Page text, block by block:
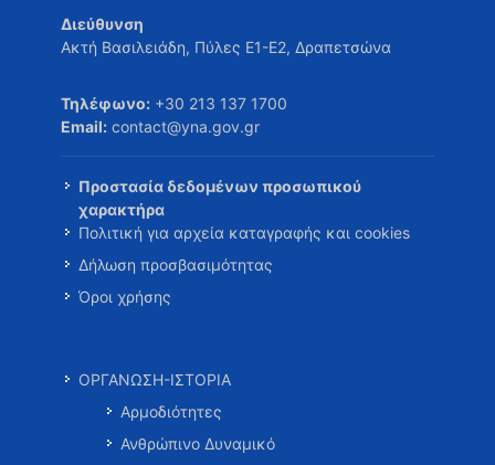
Διεύθυνση
Ακτή Βασιλειάδη, Πύλες Ε1-Ε2, Δραπετσώνα
Τηλέφωνο: +30 213 137 1700
Email: contact@yna.gov.gr
Προστασία δεδομένων προσωπικού
χαρακτήρα
Πολιτική για αρχεία καταγραφής και cookies
Δήλωση προσβασιμότητας
Όροι χρήσης
ΟΡΓΑΝΩΣΗ-ΙΣΤΟΡΙΑ
Αρμοδιότητες
Ανθρώπινο Δυναμικό